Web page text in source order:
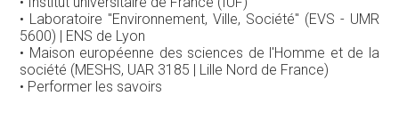
• Laboratoire "Environnement, Ville, Société" (EVS - UMR
5600) | ENS de Lyon
• Maison européenne des sciences de l'Homme et de la
société (MESHS, UAR 3185 | Lille Nord de France)
• Performer les savoirs